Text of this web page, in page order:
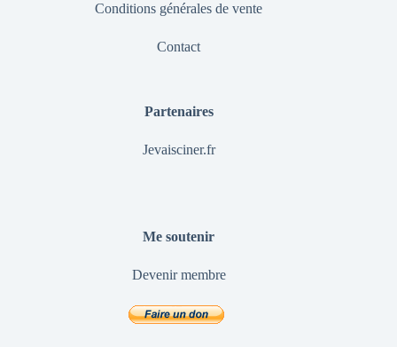
Conditions générales de vente
Contact
Partenaires
Jevaisciner.fr
Me soutenir
Devenir membre